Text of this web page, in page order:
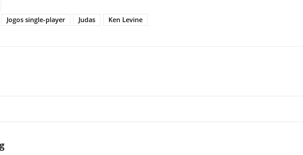
Jogos single-player Judas Ken Levine